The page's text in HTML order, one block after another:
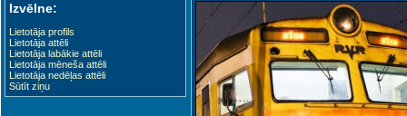
Izvēlne:
Lietotāja profils
Lietotāja attēli
Lietotāja labākie attēli
Lietotāja mēneša attēli
Lietotāja nedēļas attēli
Sūtīt ziņu